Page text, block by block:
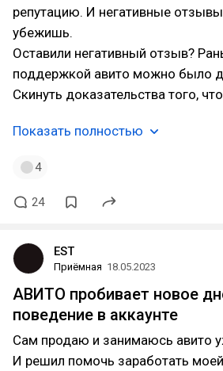
репутацию. И негативные
убежишь.
Оставили негативный отзыв?
поддержкой авито можно было
Скинуть доказательства того,
Показать полностью
4
24
EST
Приёмная 18.05.2023
АВИТО пробивает новое
поведение в аккаунте
Сам продаю и занимаюсь авито
И решил помочь заработать